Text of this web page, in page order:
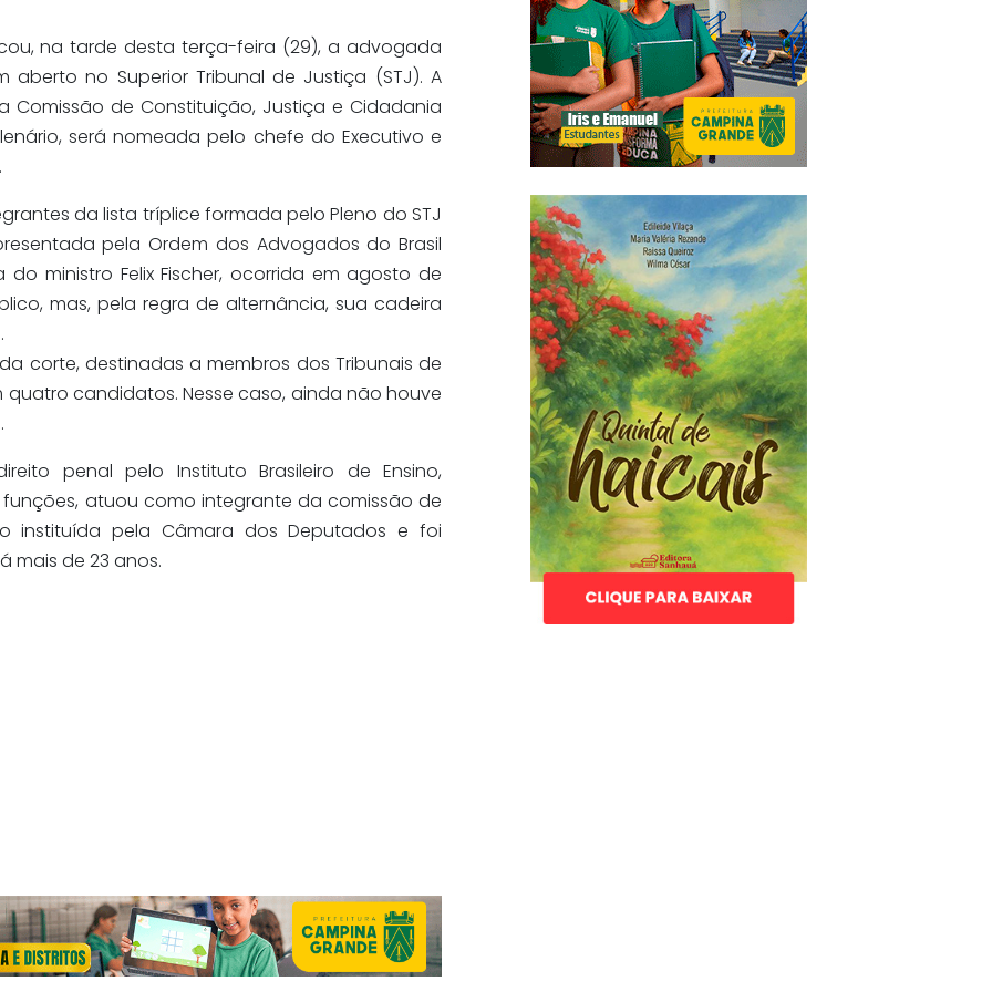
na tarde desta terça-feira (29), a advogada
no Superior Tribunal de Justiça (STJ). A
de Constituição, Justiça e Cidadania
será nomeada pelo chefe do Executivo e
da lista tríplice formada pelo Pleno do STJ
pela Ordem dos Advogados do Brasil
ministro Felix Fischer, ocorrida em agosto de
mas, pela regra de alternância, sua cadeira
corte, destinadas a membros dos Tribunais de
candidatos. Nesse caso, ainda não houve
penal pelo Instituto Brasileiro de Ensino,
funções, atuou como integrante da comissão de
instituída pela Câmara dos Deputados e foi
mais de 23 anos.